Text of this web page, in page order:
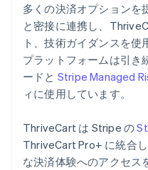
多くの決済オプションを
と密接に連携し、
ト、技術ガイダンスを使
プラットフォームは引き
ードと Stripe Managed
ィに使用しています。
ThriveCart は Stripe の
ThriveCart Pro+ に統合
な決済体験へのアクセス